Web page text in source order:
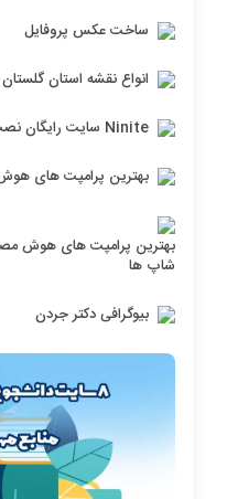
ساخت عکس پروفایل
انواع نقشه استان گلستان
Ninite سایت رایگان نصب نرم افزار کامپیوتر و لپ تاپ
بهترین پرامپت های
بهترین پرامپت های هوش
شاپ ها
بیوگرافی دکتر جردن